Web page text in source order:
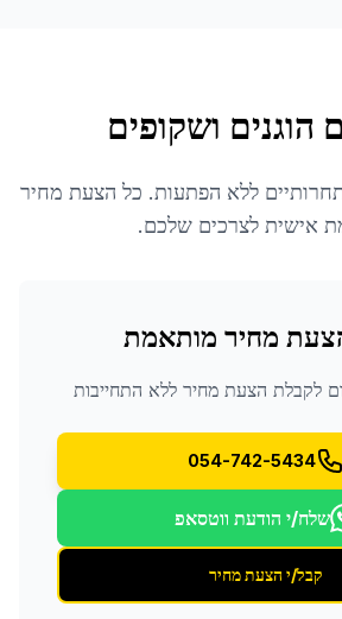
הוגנים ושקופים
ללא הפתעות. כל הצעת מחיר
אישית לצרכים שלכם.
מחיר מותאמת
לקבלת הצעת מחיר ללא התחייבות
054-742-5434
שלח/י הודעת ווטסאפ
קבל/י הצעת מחיר